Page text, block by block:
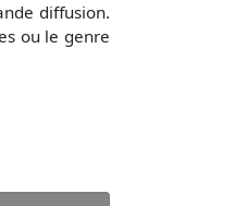
diffusion.
ou le genre